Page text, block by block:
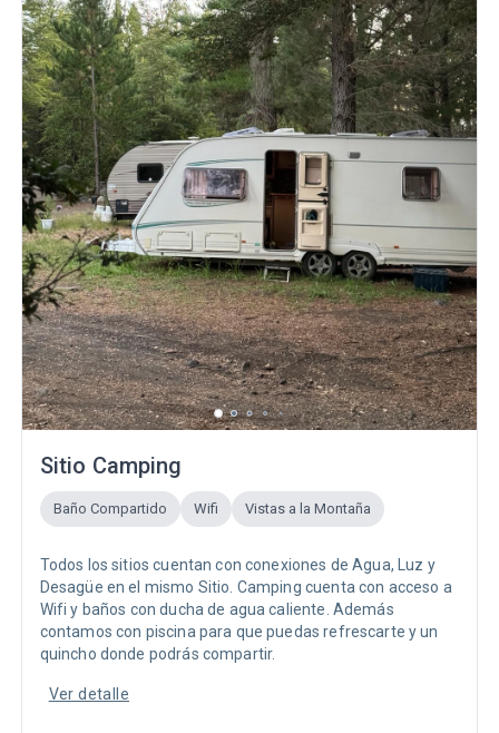
Sitio Camping
Baño Compartido Wifi Vistas a la Montaña
Todos los sitios cuentan con conexiones de Agua, Luz y
Desagüe en el mismo Sitio. Camping cuenta con acceso a
Wifi y baños con ducha de agua caliente. Además
contamos con piscina para que puedas refrescarte y un
quincho donde podrás compartir.
Ver detalle